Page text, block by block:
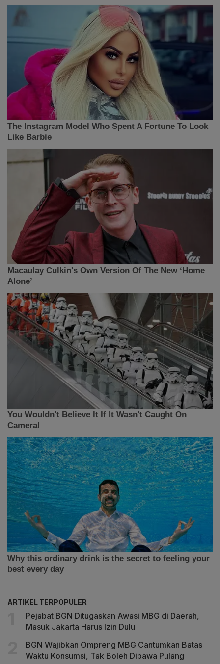
ARTIKEL TERPOPULER
Pejabat BGN Ditugaskan Awasi MBG di Daerah,
Masuk Jakarta Harus Izin Dulu
BGN Wajibkan Ompreng MBG Cantumkan Batas
Waktu Konsumsi, Tak Boleh Dibawa Pulang